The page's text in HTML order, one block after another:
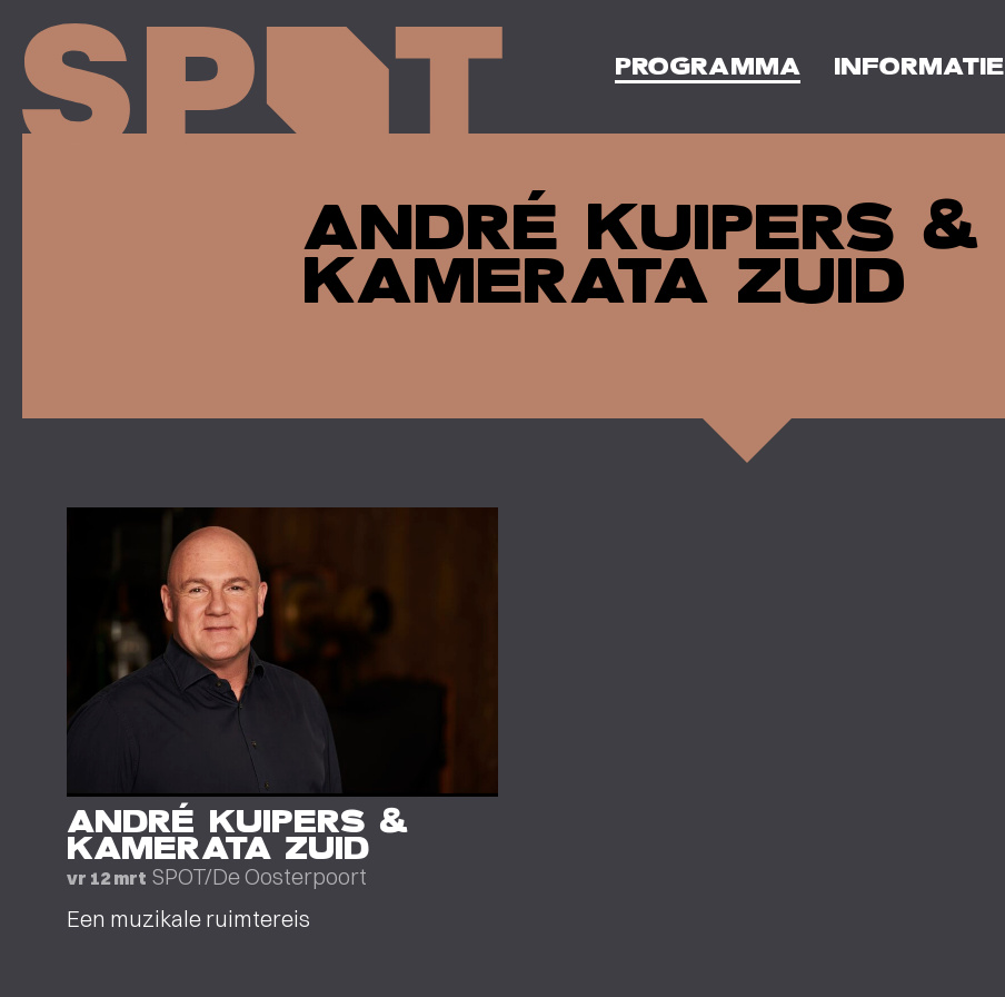
PROGRAMMA INFORMATIE
ANDRÉ KUIPERS &
KAMERATA ZUID
ANDRÉ KUIPERS &
KAMERATA ZUID
vr 12 mrt SPOT/De Oosterpoort
Een muzikale ruimtereis